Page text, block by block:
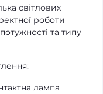
світлових
роботи
та типу
лампа